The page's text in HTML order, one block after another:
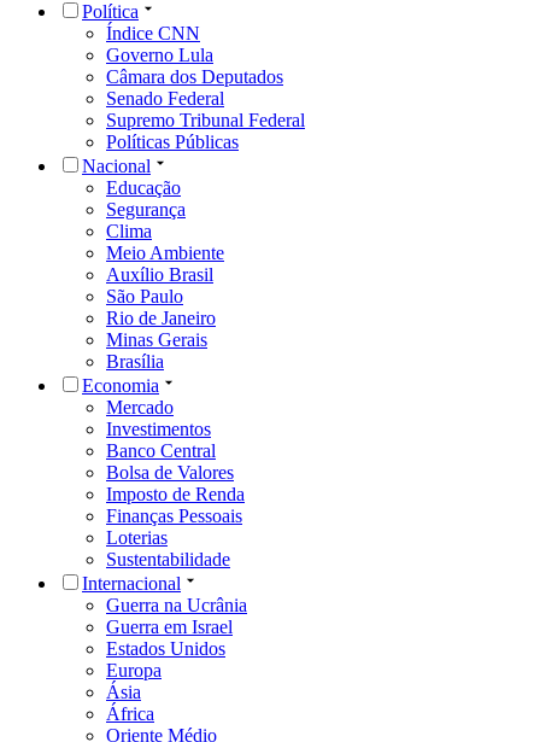
Política
Índice CNN
Governo Lula
Câmara dos Deputados
Senado Federal
Supremo Tribunal Federal
Políticas Públicas
Nacional
Educação
Segurança
Clima
Meio Ambiente
Auxílio Brasil
São Paulo
Rio de Janeiro
Minas Gerais
Brasília
Economia
Mercado
Investimentos
Banco Central
Bolsa de Valores
Imposto de Renda
Finanças Pessoais
Loterias
Sustentabilidade
Internacional
Guerra na Ucrânia
Guerra em Israel
Estados Unidos
Europa
Ásia
África
Oriente Médio